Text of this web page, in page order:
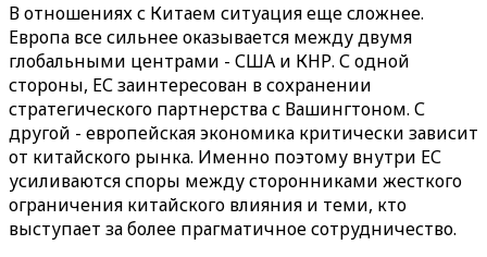
В отношениях с Китаем ситуация еще сложнее.
Европа все сильнее оказывается между двумя
глобальными центрами - США и КНР. С одной
стороны, ЕС заинтересован в сохранении
стратегического партнерства с Вашингтоном. С
другой - европейская экономика критически зависит
от китайского рынка. Именно поэтому внутри ЕС
усиливаются споры между сторонниками жесткого
ограничения китайского влияния и теми, кто
выступает за более прагматичное сотрудничество.